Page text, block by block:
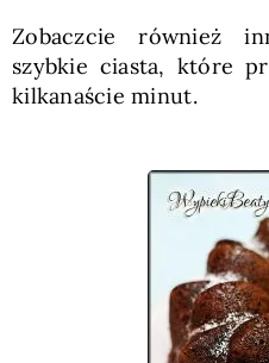
Zobaczcie również
szybkie ciasta, które
kilkanaście minut.